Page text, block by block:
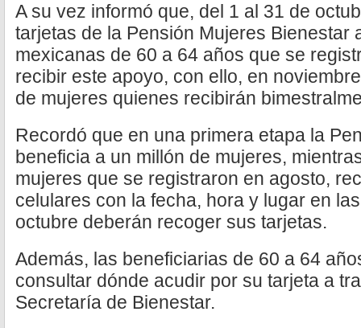
A su vez informó que, del 1 al 31 de
tarjetas de la Pensión Mujeres Bienestar
mexicanas de 60 a 64 años que se
recibir este apoyo, con ello, en
de mujeres quienes recibirán
Recordó que en una primera etapa la
beneficia a un millón de mujeres,
mujeres que se registraron en agosto,
celulares con la fecha, hora y lugar en
octubre deberán recoger sus tarjetas.
Además, las beneficiarias de 60 a 64
consultar dónde acudir por su tarjeta a
Secretaría de Bienestar.